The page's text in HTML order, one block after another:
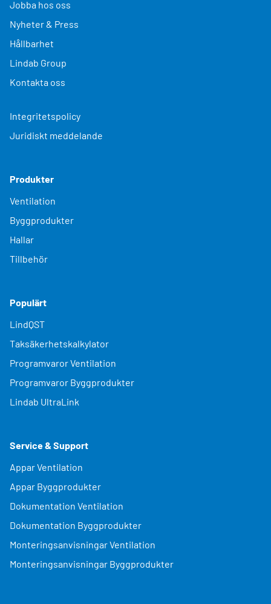
Jobba hos oss
Nyheter & Press
Hållbarhet
Lindab Group
Kontakta oss
Integritetspolicy
Juridiskt meddelande
Produkter
Ventilation
Byggprodukter
Hallar
Tillbehör
Populärt
LindQST
Taksäkerhetskalkylator
Programvaror Ventilation
Programvaror Byggprodukter
Lindab UltraLink
Service & Support
Appar Ventilation
Appar Byggprodukter
Dokumentation Ventilation
Dokumentation Byggprodukter
Monteringsanvisningar Ventilation
Monteringsanvisningar Byggprodukter